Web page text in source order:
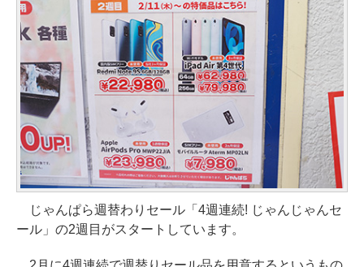
じゃんぱら週替わりセール「4週連続! じゃんじゃんセ
ール」の2週目がスタートしています。